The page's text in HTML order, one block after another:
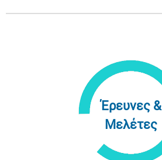
Έρευνες &
Μελέτες